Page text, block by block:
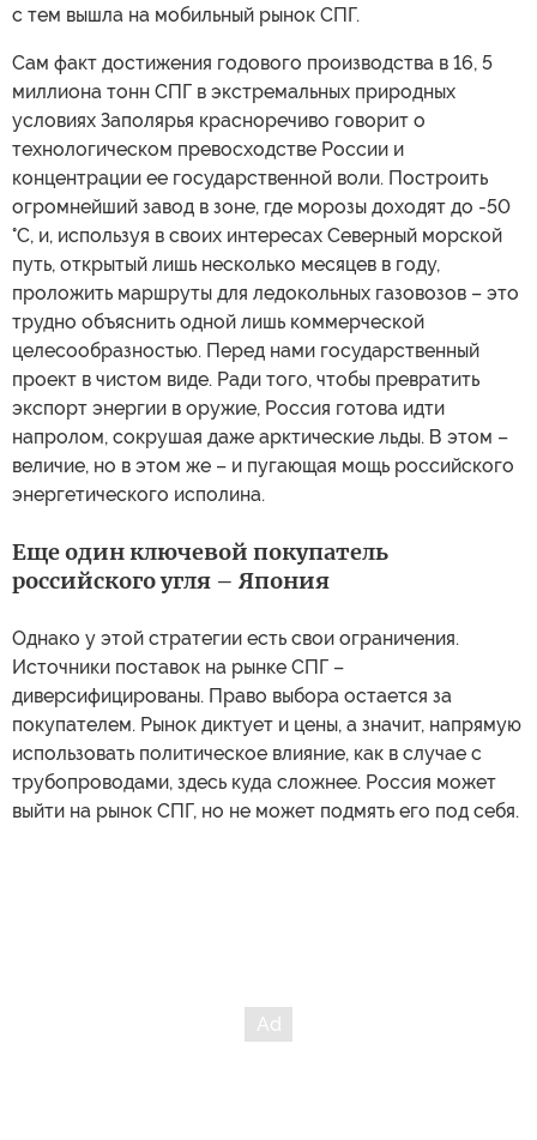
с тем вышла на мобильный рынок СПГ.
Сам факт достижения годового производства в 16, 5
миллиона тонн СПГ в экстремальных природных
условиях Заполярья красноречиво говорит о
технологическом превосходстве России и
концентрации ее государственной воли. Построить
огромнейший завод в зоне, где морозы доходят до -50
°C, и, используя в своих интересах Северный морской
путь, открытый лишь несколько месяцев в году,
проложить маршруты для ледокольных газовозов – это
трудно объяснить одной лишь коммерческой
целесообразностью. Перед нами государственный
проект в чистом виде. Ради того, чтобы превратить
экспорт энергии в оружие, Россия готова идти
напролом, сокрушая даже арктические льды. В этом –
величие, но в этом же – и пугающая мощь российского
энергетического исполина.
Еще один ключевой покупатель
российского угля – Япония
Однако у этой стратегии есть свои ограничения.
Источники поставок на рынке СПГ –
диверсифицированы. Право выбора остается за
покупателем. Рынок диктует и цены, а значит, напрямую
использовать политическое влияние, как в случае с
трубопроводами, здесь куда сложнее. Россия может
выйти на рынок СПГ, но не может подмять его под себя.